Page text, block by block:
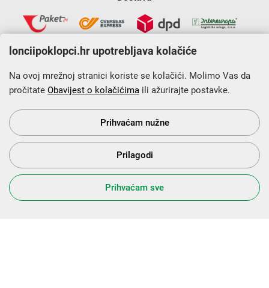
Krajnji primatelj financijskog instrumenta sufinanciranog iz
Europskog fonda za regionalni razvoj u sklopu Operativnog
programa „Konkurentnost i kohezija”.
s Vama od 2014. godine!
lonciipoklopci.hr upotrebljava kolačiće
Na ovoj mrežnoj stranici koriste se kolačići. Molimo Vas da
pročitate Obavijest o kolačićima ili ažurirajte postavke.
Prihvaćam nužne
Prilagodi
Prihvaćam sve